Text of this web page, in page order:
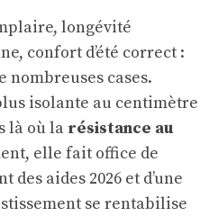
longévité
confort d’été correct :
cases.
isolante au centimètre
là où la résistance au
elle fait office de
aides 2026 et d’une
se rentabilise